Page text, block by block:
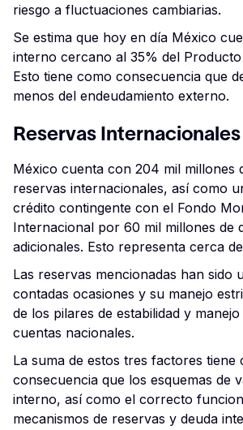
riesgo a fluctuaciones cambiarias.
Se estima que hoy en día México
interno cercano al 35% del
Esto tiene como consecuencia que
menos del endeudamiento externo.
Reservas Internacionales
México cuenta con 204 mil millones
reservas internacionales, así como
crédito contingente con el Fondo
Internacional por 60 mil millones de
adicionales. Esto representa cerca
Las reservas mencionadas han sido
contadas ocasiones y su manejo
de los pilares de estabilidad y
cuentas nacionales.
La suma de estos tres factores tiene
consecuencia que los esquemas de
interno, así como el correcto
mecanismos de reservas y deuda